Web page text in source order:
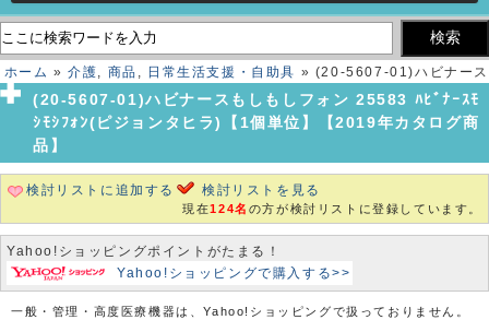
ホーム »介護, 商品 , 日常生活支援・自助具 » (20-5607-01)ハビナース
もしもしフォン 25583 ﾊﾋﾞﾅｰｽﾓｼﾓｼﾌｫﾝ(ピジョンタヒラ)【1個単位】
【2019年カタログ商品】
(20-5607-01)ハビナースもしもしフォン 25583 ﾊﾋﾞﾅｰｽﾓ
ｼﾓｼﾌｫﾝ(ピジョンタヒラ)【1個単位】【2019年カタログ商
品】
検討リストに追加する 検討リストを見る
現在124名 の方が検討リストに登録しています。
Yahoo!ショッピングポイントがたまる！
Yahoo!ショッピングで購入する>>
一般・管理・高度医療機器は、Yahoo!ショッピングで扱っておりません。